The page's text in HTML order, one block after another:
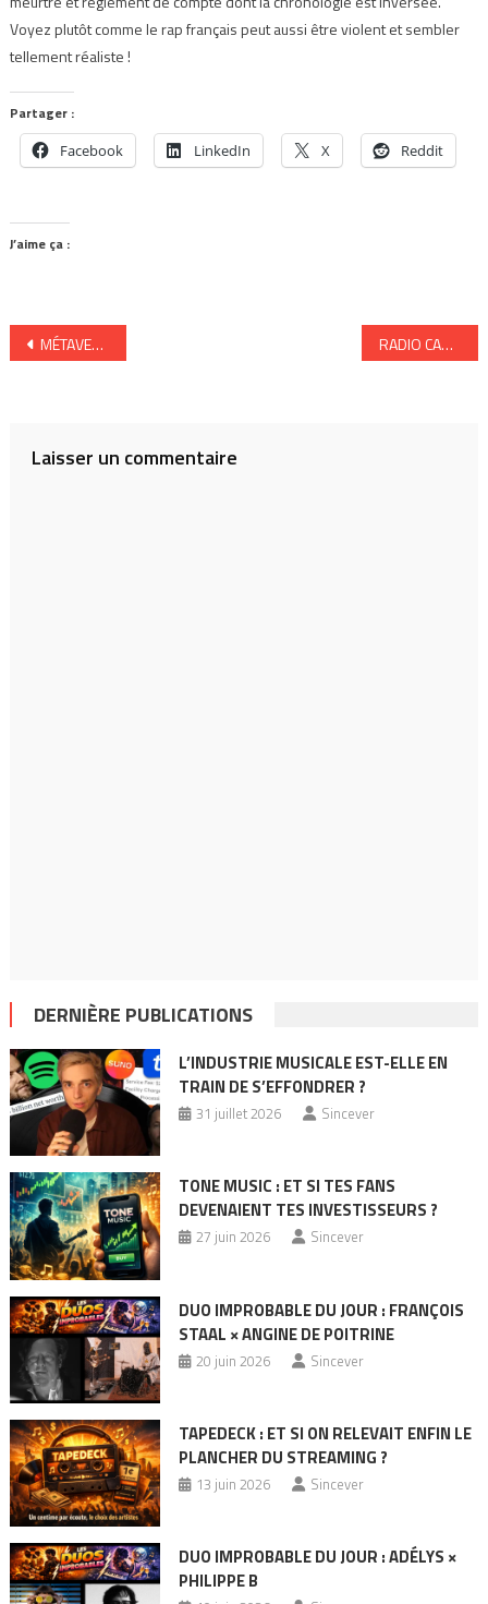
Voyez plutôt comme le rap français peut aussi être violent et sembler
tellement réaliste !
Partager :
Facebook LinkedIn X Reddit
J’aime ça :
Navigation
MÉTAVERS : Les concerts du futur! RADIO CAROLINE, l’apogée de la piraterie radiophonique ? | TANGERINE
Laisser un commentaire
DERNIÈRE PUBLICATIONS
L’INDUSTRIE MUSICALE EST-ELLE EN
TRAIN DE S’EFFONDRER ?
31 juillet 2026 Sincever
TONE MUSIC : ET SI TES FANS
DEVENAIENT TES INVESTISSEURS ?
27 juin 2026 Sincever
DUO IMPROBABLE DU JOUR : FRANÇOIS
STAAL × ANGINE DE POITRINE
20 juin 2026 Sincever
TAPEDECK : ET SI ON RELEVAIT ENFIN LE
PLANCHER DU STREAMING ?
13 juin 2026 Sincever
DUO IMPROBABLE DU JOUR : ADÉLYS ×
PHILIPPE B